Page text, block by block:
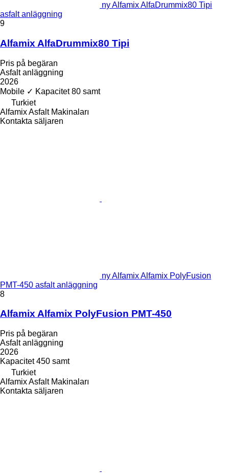
ny Alfamix AlfaDrummix80 Tipi
asfalt anläggning
9
Alfamix AlfaDrummix80 Tipi
Pris på begäran
Asfalt anläggning
2026
Mobile ✓ Kapacitet 80 samt
Turkiet
Alfamix Asfalt Makinaları
Kontakta säljaren
ny Alfamix Alfamix PolyFusion
PMT-450 asfalt anläggning
8
Alfamix Alfamix PolyFusion PMT-450
Pris på begäran
Asfalt anläggning
2026
Kapacitet 450 samt
Turkiet
Alfamix Asfalt Makinaları
Kontakta säljaren